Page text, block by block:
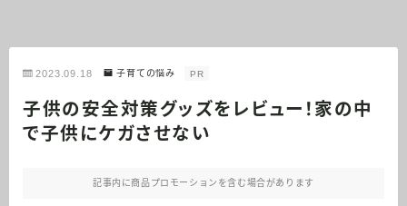
2023.09.18 子育ての悩み PR
子供の安全対策グッズをレビュー！家の中
で子供にケガさせない
記事内に商品プロモーションを含む場合があります